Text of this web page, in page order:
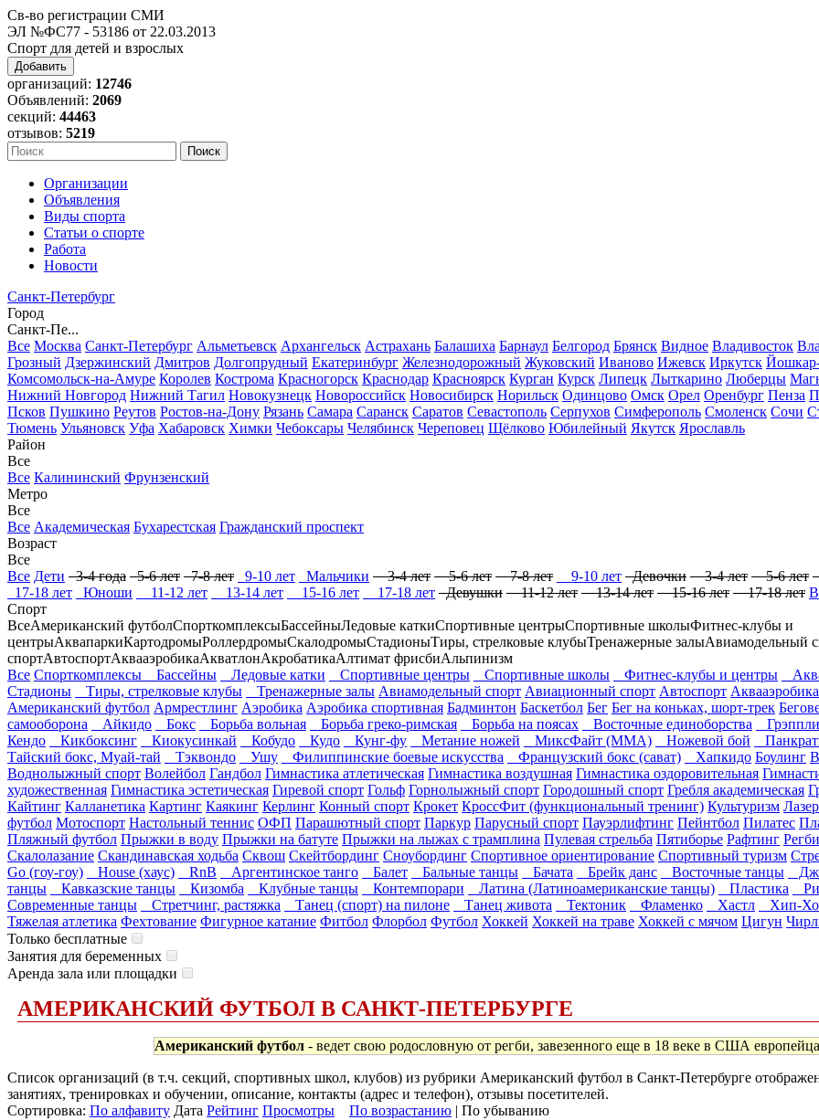
Св-во регистрации СМИ
ЭЛ №ФС77 - 53186 от 22.03.2013
Спорт для детей и взрослых
Добавить
организаций: 12746
Объявлений: 2069
секций: 44463
отзывов: 5219
Организации
Объявления
Виды спорта
Статьи о спорте
Работа
Новости
Санкт-Петербург
Город
Санкт-Пе...
Все Москва Санкт-Петербург Альметьевск Архангельск Астрахань Балашиха Барнаул Белгород Брянск Видное Владивосток
Грозный Дзержинский Дмитров Долгопрудный Екатеринбург Железнодорожный Жуковский Иваново Ижевск Иркутск
Комсомольск-на-Амуре Королев Кострома Красногорск Краснодар Красноярск Курган Курск Липецк Лыткарино Люберцы
Нижний Новгород Нижний Тагил Новокузнецк Новороссийск Новосибирск Норильск Одинцово Омск Орел Оренбург Пенза
Псков Пушкино Реутов Ростов-на-Дону Рязань Самара Саранск Саратов Севастополь Серпухов Симферополь Смоленск Сочи
Тюмень Ульяновск Уфа Хабаровск Химки Чебоксары Челябинск Череповец Щёлково Юбилейный Якутск Ярославль
Район
Все
Все Калининский Фрунзенский
Метро
Все
Все Академическая Бухарестская Гражданский проспект
Возраст
Все
Все Дети 3-4 года 5-6 лет 7-8 лет 9-10 лет Мальчики 3-4 лет 5-6 лет 7-8 лет 9-10 лет Девочки 3-4 лет 5-6 лет
17-18 лет
Юноши 11-12 лет 13-14 лет 15-16 лет 17-18 лет Девушки 11-12 лет 13-14 лет 15-16 лет 17-18 лет
Спорт
ВсеАмериканский футболСпорткомплексыБассейныЛедовые каткиСпортивные центрыСпортивные школыФитнес-клубы и
центрыАквапаркиКартодромыРоллердромыСкалодромыСтадионыТиры, стрелковые клубыТренажерные залыАвиамодельный
спортАвтоспортАквааэробикаАкватлонАкробатикаАлтимат фрисбиАльпинизм
Все Спорткомплексы Бассейны Ледовые катки Спортивные центры Спортивные школы Фитнес-клубы и центры
Стадионы
Тиры, стрелковые клубы Тренажерные залы Авиамодельный спорт Авиационный спорт Автоспорт Аквааэробика
Американский футбол Армрестлинг Аэробика Аэробика спортивная Бадминтон Баскетбол Бег Бег на коньках, шорт-трек
самооборона
Айкидо Бокс Борьба вольная Борьба греко-римская Борьба на поясах Восточные единоборства
Кендо
Кикбоксинг Киокусинкай Кобудо Кудо Кунг-фу Метание ножей МиксФайт (ММА) Ножевой бой
Тайский бокс, Муай-тай
Тэквондо Ушу Филиппинские боевые искусства Французский бокс (сават) Хапкидо Боулинг
Воднолыжный спорт Волейбол Гандбол Гимнастика атлетическая Гимнастика воздушная Гимнастика оздоровительная
художественная Гимнастика эстетическая Гиревой спорт Гольф Горнолыжный спорт Городошный спорт Гребля академическая
Кайтинг Калланетика Картинг Каякинг Керлинг Конный спорт Крокет КроссФит (функциональный тренинг) Культуризм
футбол Мотоспорт Настольный теннис ОФП Парашютный спорт Паркур Парусный спорт Пауэрлифтинг Пейнтбол Пилатес
Пляжный футбол Прыжки в воду Прыжки на батуте Прыжки на лыжах с трамплина Пулевая стрельба Пятиборье Рафтинг Регби
Скалолазание Скандинавская ходьба Сквош Скейтбординг Сноубординг Спортивное ориентирование Спортивный туризм
Go (гоу-гоу)
House (хаус) RnB Аргентинское танго Балет Бальные танцы Бачата Брейк данс Восточные танцы
танцы
Кавказские танцы Кизомба Клубные танцы Контемпорари Латина (Латиноамериканские танцы) Пластика
Современные танцы
Стретчинг, растяжка Танец (спорт) на пилоне Танец живота Тектоник Фламенко Хастл
Хип-
Тяжелая атлетика Фехтование Фигурное катание Фитбол Флорбол Футбол Хоккей Хоккей на траве Хоккей с мячом Цигун
Только бесплатные
Занятия для беременных
Аренда зала или площадки
АМЕРИКАНСКИЙ ФУТБОЛ В САНКТ-ПЕТЕРБУРГЕ
Американский футбол - ведет свою родословную от регби, завезенного еще в 18 веке в США
Список организаций (в т.ч. секций, спортивных школ, клубов) из рубрики Американский футбол в Санкт-Петербурге
занятиях, тренировках и обучении, описание, контакты (адрес и телефон), отзывы посетителей.
Сортировка: По алфавиту Дата Рейтинг Просмотры По возрастанию | По убыванию